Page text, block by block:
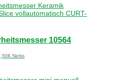
10564
€ Netto